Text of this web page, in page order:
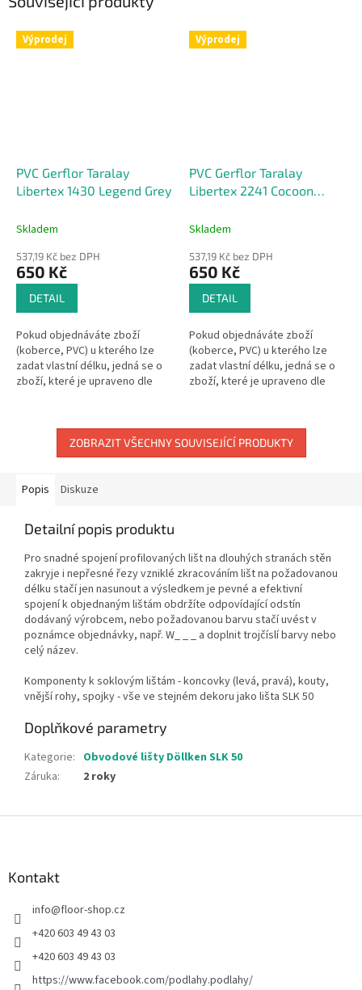
Výprodej
PVC Gerflor Taralay
Libertex 1430 Legend Grey
Skladem
537,19 Kč bez DPH
650 Kč
DETAIL
Pokud objednáváte zboží
(koberce, PVC) u kterého lze
zadat vlastní délku, jedná se o
zboží, které je upraveno dle
zákoníku na...
Výprodej
PVC Gerflor Taralay
Libertex 2241 Cocoon
Skladem
537,19 Kč bez DPH
650 Kč
DETAIL
Pokud objednáváte zboží
(koberce, PVC) u kterého lze
zadat vlastní délku, jedná se o
zboží, které je upraveno dle
zákoníku na...
ZOBRAZIT VŠECHNY SOUVISEJÍCÍ PRODUKTY
Popis Diskuze
Detailní popis produktu
Pro snadné spojení profilovaných lišt na dlouhých stranách stěn
zakryje i nepřesné řezy vzniklé zkracováním lišt na požadovanou
délku stačí jen nasunout a výsledkem je pevné a efektivní
spojení k objednaným lištám obdržíte odpovídající odstín
dodávaný výrobcem, nebo požadovanou barvu stačí uvést v
poznámce objednávky, např. W_ _ _ a doplnit trojčíslí barvy nebo
celý název.
Komponenty k soklovým lištám - koncovky (levá, pravá), kouty,
vnější rohy, spojky - vše ve stejném dekoru jako lišta SLK 50
Doplňkové parametry
Kategorie: Obvodové lišty Döllken SLK 50
Záruka: 2 roky
Kontakt
info@floor-shop.cz
+420 603 49 43 03
+420 603 49 43 03
https://www.facebook.com/podlahy.podlahy/